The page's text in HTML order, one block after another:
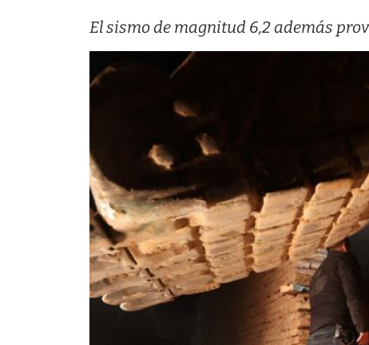
El sismo de magnitud 6,2 además